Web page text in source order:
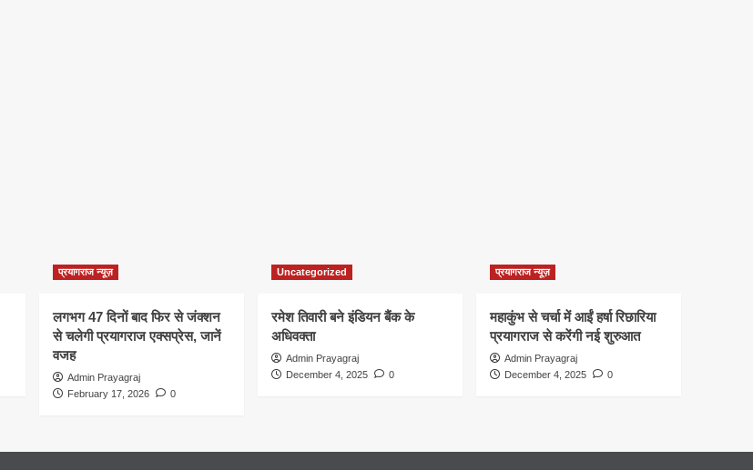
प्रयागराज न्यूज़
लगभग 47 दिनों बाद फिर से जंक्शन
से चलेगी प्रयागराज एक्सप्रेस, जानें
वजह
Admin Prayagraj
February 17, 2026
0
Uncategorized
रमेश तिवारी बने इंडियन बैंक के
अधिवक्ता
Admin Prayagraj
December 4, 2025
0
प्रयागराज न्यूज़
महाकुंभ से चर्चा में आईं हर्षा रिछारिया
प्रयागराज से करेंगी नई शुरुआत
Admin Prayagraj
December 4, 2025
0